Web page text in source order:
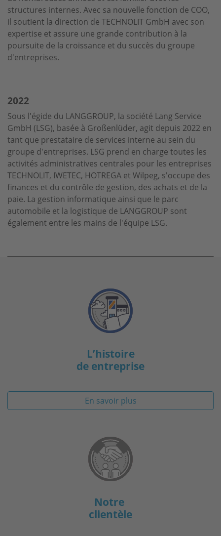
structures internes. Avec sa nouvelle fonction de COO,
il soutient la direction de TECHNOLIT GmbH avec son
expertise et assure une grande contribution à la
poursuite de la croissance et du succès du groupe
d'entreprises.
2022
Sous l'égide du LANGGROUP, la société Lang Service
GmbH (LSG), basée à Großenlüder, agit depuis 2022 en
tant que prestataire de services interne au sein du
groupe d'entreprises. LSG prend en charge toutes les
activités administratives centrales pour les entreprises
TECHNOLIT, IWETEC, HOTREGA et Wilpeg, s'occupe des
finances et du contrôle de gestion, des achats et de la
paie. La gestion informatique ainsi que le parc
automobile et la logistique de LANGGROUP sont
également entre les mains de l'équipe LSG.
L’histoire
de entreprise
En savoir plus
Notre
clientèle